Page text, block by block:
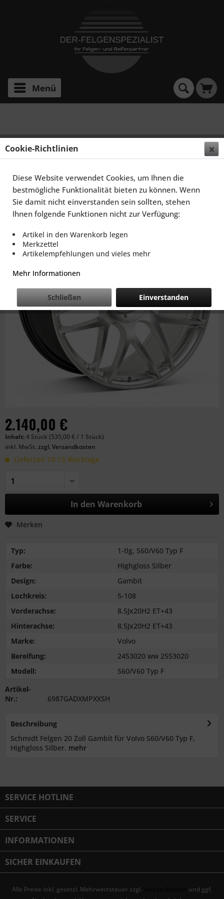
Menü
SCHMIDT FELGEN 20 ZOLL GAMBIT FÜR VOLVO
S60/V60 TYP F, HIGHGLOSS SILBER
2.140,00 €
Inhalt:4 Stück (535,00 € / 1 Stück)
inkl. MwSt. zzgl. Versandkosten
Lieferzeit 10-15 Werktage
In den Warenkorb
Merken
Typ:
1-tlg, S60/V60 Typ F
Farbe:
Highgloss Silber
Design:
Gambit
Lochkreis:
5-108
Vorderachse:
8.5Jx20H2 ET+43
Hinterachse:
8.5Jx20H2 ET+43
Marke:
Volvo
Bereifung:
2453020 ww 2553020
Modell:
S60/V60 Typ F
Artikel-
Nr.:
6987GADXMPXXSH
Beschreibung
Schmidt Felgen 20 Zoll Gambit für Volvo S60/V60 Typ F,
Highgloss Silber. mehr
SERVICE HOTLINE
SERVICE
INFORMATIONEN
SICHER EINKAUFEN
Alle Preise inkl. gesetzl. Mehrwertsteuer zzgl.
und ggf.
Cookie-Richtlinien
Diese Website verwendet Cookies, um Ihnen die
bestmögliche Funktionalität bieten zu können. Wenn
Sie damit nicht einverstanden sein sollten, stehen
Ihnen folgende Funktionen nicht zur Verfügung:
Artikel in den Warenkorb legen
Merkzettel
Artikelempfehlungen und vieles mehr
Mehr Informationen
Einverstanden
Schließen